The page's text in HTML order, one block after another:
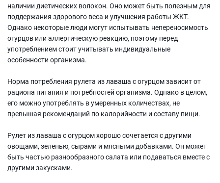
наличии диетических волокон. Оно может быть полезным для
поддержания здорового веса и улучшения работы ЖКТ.
Однако некоторые люди могут испытывать непереносимость
огурцов или аллергическую реакцию, поэтому перед
употреблением стоит учитывать индивидуальные
особенности организма.
Норма потребления рулета из лаваша с огурцом зависит от
рациона питания и потребностей организма. Однако в целом,
его можно употреблять в умеренных количествах, не
превышая рекомендаций по калорийности и составу пищи.
Рулет из лаваша с огурцом хорошо сочетается с другими
овощами, зеленью, сырами и мясными добавками. Он может
быть частью разнообразного салата или подаваться вместе с
другими закусками.